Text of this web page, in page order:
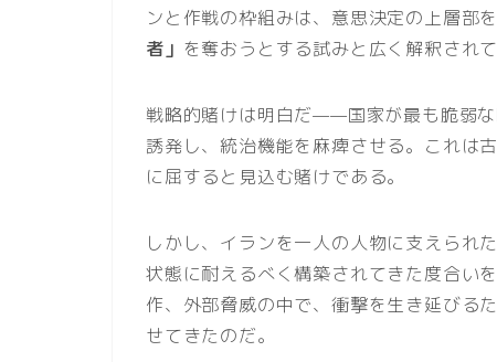
ンと作戦の枠組みは、意思決定の上層部
者」 を奪おうとする試みと広く解釈されて
戦略的賭けは明白だ——国家が最も脆弱
誘発し、統治機能を麻痺させる。これは
に屈すると見込む賭けである。
しかし、イランを一人の人物に支えられ
状態に耐えるべく構築されてきた度合い
作、外部脅威の中で、衝撃を生き延びる
せてきたのだ。